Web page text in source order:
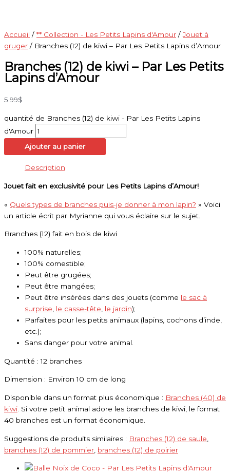
Accueil / ** Collection - Les Petits Lapins d'Amour /Jouet à
gruger / Branches (12) de kiwi – Par Les Petits Lapins d’Amour
Branches (12) de kiwi – Par Les Petits
Lapins d’Amour
5.99$
quantité de Branches (12) de kiwi - Par Les Petits Lapins
d'Amour
Ajouter au panier
Description
Jouet fait en exclusivité pour Les Petits Lapins d’Amour!
« Quels types de branches puis-je donner à mon lapin? » Voici
un article écrit par Myrianne qui vous éclaire sur le sujet.
Branches (12) fait en bois de kiwi
100% naturelles;
100% comestible;
Peut être grugées;
Peut être mangées;
Peut être insérées dans des jouets (comme le sac à
surprise le casse-tête le jardin);
Parfaites pour les petits animaux (lapins, cochons d’inde,
etc.);
Sans danger pour votre animal.
Quantité : 12 branches
Dimension : Environ 10 cm de long
Disponible dans un format plus économique : Branches (40) de
kiwi . Si votre petit animal adore les branches de kiwi, le format
40 branches est un format économique.
Suggestions de produits similaires : Branches (12) de saule
branches (12) de pommier branches (12) de poirier